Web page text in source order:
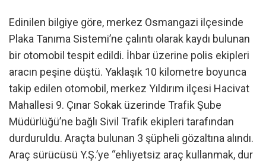
Edinilen bilgiye göre, merkez Osmangazi ilçesinde
Plaka Tanıma Sistemi’ne çalıntı olarak kaydı bulunan
bir otomobil tespit edildi. İhbar üzerine polis ekipleri
aracın peşine düştü. Yaklaşık 10 kilometre boyunca
takip edilen otomobil, merkez Yıldırım ilçesi Hacivat
Mahallesi 9. Çınar Sokak üzerinde Trafik Şube
Müdürlüğü’ne bağlı Sivil Trafik ekipleri tarafından
durduruldu. Araçta bulunan 3 şüpheli gözaltına alındı.
Araç sürücüsü Y.Ş.’ye “ehliyetsiz araç kullanmak, dur